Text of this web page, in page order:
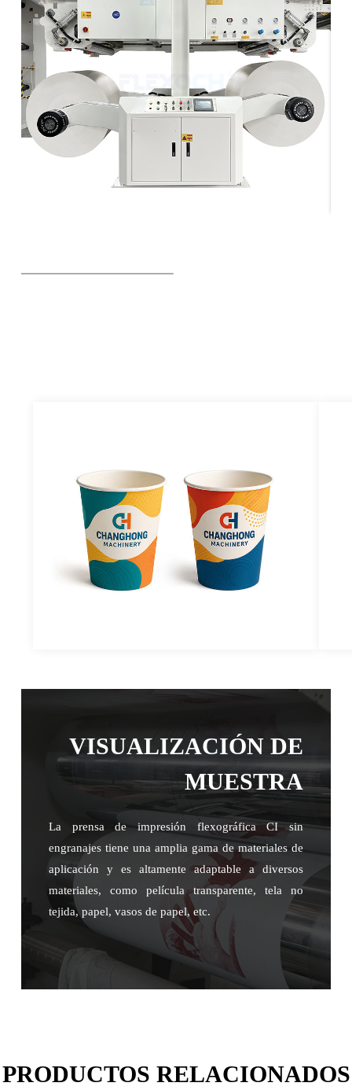
VISUALIZACIÓN DE
MUESTRA
La prensa de impresión flexográfica CI sin
engranajes tiene una amplia gama de materiales de
aplicación y es altamente adaptable a diversos
materiales, como película transparente, tela no
tejida, papel, vasos de papel, etc.
PRODUCTOS RELACIONADOS